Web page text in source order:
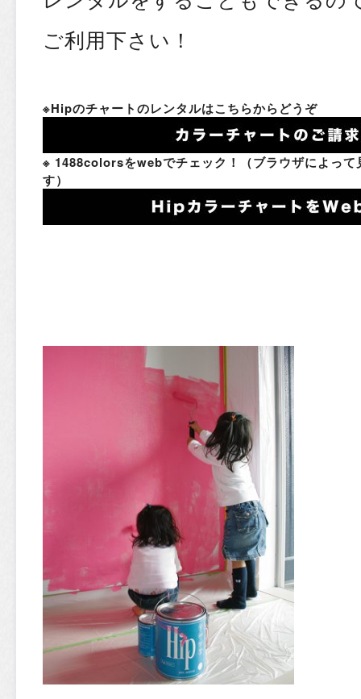
ご利用下さい！
※Hipのチャートのレンタルはこちらからどうぞ
※ 1488colorsをwebでチェック！（ブラウザによって
す）